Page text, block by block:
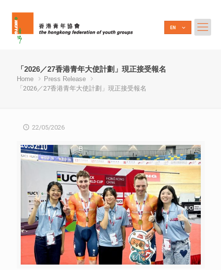
「2026／27香港青年大使計劃」現正接受報名
Home
Press Release
「2026／27香港青年大使計劃」現正接受報名
22/05/2026